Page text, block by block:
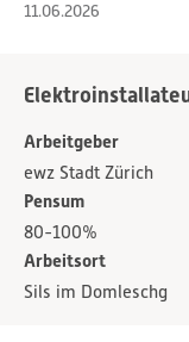
11.06.2026
Arbeitgeber
ewz Stadt Zürich
Pensum
80-100%
Arbeitsort
Sils im Domleschg